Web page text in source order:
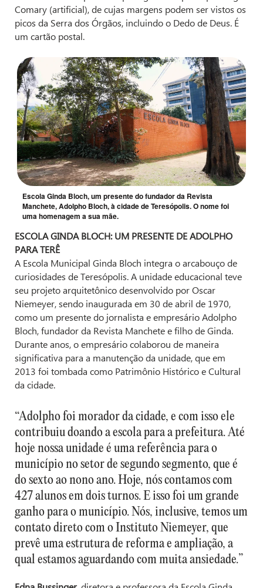
Comary (artificial), de cujas margens podem ser vistos os
picos da Serra dos Órgãos, incluindo o Dedo de Deus. É
um cartão postal.
Escola Ginda Bloch, um presente do fundador da Revista
Manchete, Adolpho Bloch, à cidade de Teresópolis. O nome foi
uma homenagem a sua mãe.
ESCOLA GINDA BLOCH: UM PRESENTE DE ADOLPHO
PARA TERÊ
A Escola Municipal Ginda Bloch integra o arcabouço de
curiosidades de Teresópolis. A unidade educacional teve
seu projeto arquitetônico desenvolvido por Oscar
Niemeyer, sendo inaugurada em 30 de abril de 1970,
como um presente do jornalista e empresário Adolpho
Bloch, fundador da Revista Manchete e filho de Ginda.
Durante anos, o empresário colaborou de maneira
significativa para a manutenção da unidade, que em
2013 foi tombada como Patrimônio Histórico e Cultural
da cidade.
“Adolpho foi morador da cidade, e com isso ele
contribuiu doando a escola para a prefeitura. Até
hoje nossa unidade é uma referência para o
município no setor de segundo segmento, que é
do sexto ao nono ano. Hoje, nós contamos com
427 alunos em dois turnos. E isso foi um grande
ganho para o município. Nós, inclusive, temos um
contato direto com o Instituto Niemeyer, que
prevê uma estrutura de reforma e ampliação, a
qual estamos aguardando com muita ansiedade.”